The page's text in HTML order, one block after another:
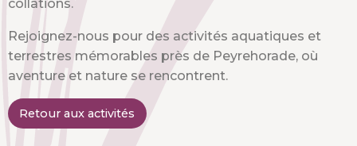
collations.
Rejoignez-nous pour des activités aquatiques et
terrestres mémorables près de Peyrehorade, où
aventure et nature se rencontrent.
Retour aux activités